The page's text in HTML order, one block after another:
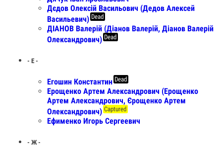
Дєдов Олексій Васильович (Дедов Алексей
Васильевич) Dead
ДІАНОВ Валерій (Діанов Валерій, Діанов Валерій
Олександрович) Dead
- Е -
Егошин Константин Dead
Ерощенко Артем Александрович (Ерощенко
Артем Александрович, Єрощенко Артем
Олександрович) Captured
Ефименко Игорь Сергеевич
- Ж -